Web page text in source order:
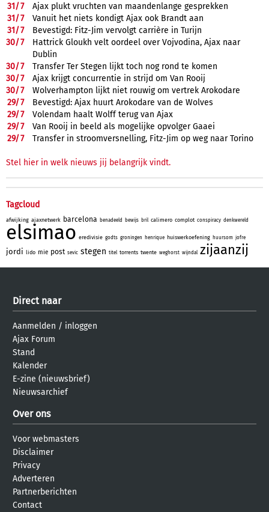
31/7
Ajax plukt vruchten van maandenlange gesprekken
31/7
Vanuit het niets kondigt Ajax ook Brandt aan
31/7
Bevestigd: Fitz-Jim vervolgt carrière in Turijn
30/7
Hattrick Gloukh velt oordeel over Vojvodina, Ajax naar
Dublin
30/7
Transfer Ter Stegen lijkt toch nog rond te komen
30/7
Ajax krijgt concurrentie in strijd om Van Rooij
30/7
Wolverhampton lijkt niet rouwig om vertrek Arokodare
29/7
Bevestigd: Ajax huurt Arokodare van de Wolves
29/7
Volendam haalt Wolff terug van Ajax
29/7
Van Rooij in beeld als mogelijke opvolger Gaaei
29/7 Transfer in stroomversnelling, Fitz-Jim op weg naar Torino
Stel hier in welk nieuws jij belangrijk vindt.
Tagcloud
afwijking ajaxnetwerk barcelona benadeeld bewijs bril calimero complot conspiracy denkwereld
elsimao eredivisie godts groningen henrique huiswerkoefening huursom jofre
jordi lido mie post sevic stegen titel torrents twente weghorst wijndal zijaanzij
Direct naar
Aanmelden / inloggen
Ajax Forum
Stand
Kalender
E-zine (nieuwsbrief)
Nieuwsarchief
Over ons
Voor webmasters
Disclaimer
Privacy
Adverteren
Partnerberichten
Contact